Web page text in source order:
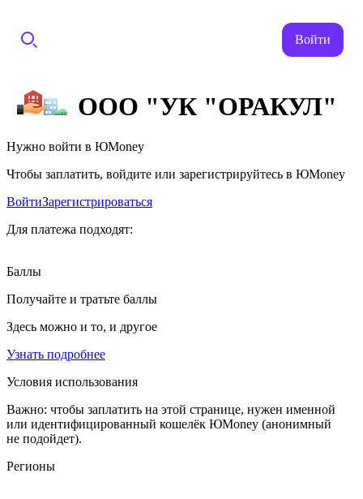
Войти
ООО "УК "ОРАКУЛ"
Нужно войти в ЮMoney
Чтобы заплатить, войдите или зарегистрируйтесь в ЮMoney
ВойтиЗарегистрироваться
Для платежа подходят:
Баллы
Получайте и тратьте баллы
Здесь можно и то, и другое
Узнать подробнее
Условия использования
Важно: чтобы заплатить на этой странице, нужен именной
или идентифицированный кошелёк ЮMoney (анонимный
не подойдет).
Регионы